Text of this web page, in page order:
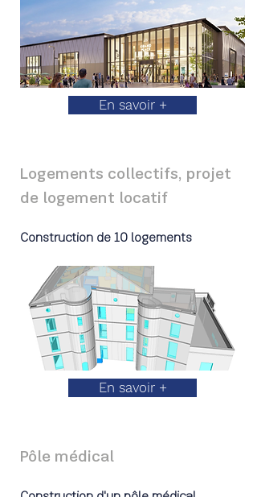
En savoir +
Logements collectifs, projet
de logement locatif
Construction de 10 logements
En savoir +
Pôle médical